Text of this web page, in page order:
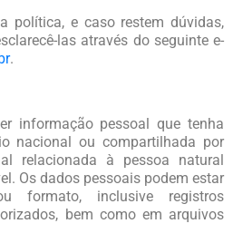
política, e caso restem dúvidas,
las através do seguinte e-
.
informação pessoal que tenha
nacional ou compartilhada por
relacionada à pessoa natural
Os dados pessoais podem estar
formato, inclusive registros
bem como em arquivos